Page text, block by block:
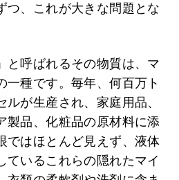
つ、これが大きな問題とな
と呼ばれるその物質は、マ
一種です。毎年、何百万ト
が生産され、家庭用品、
製品、化粧品の原材料に添
ではほとんど見えず、液体
ているこれらの隠れたマイ